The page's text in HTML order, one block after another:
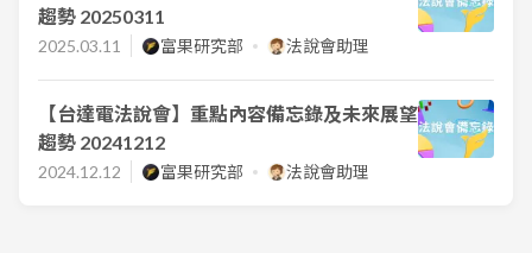
趨勢 20250311
2025.03.11 富果研究部 法說會助理
【台達電法說會】重點內容備忘錄及未來展望
趨勢 20241212
2024.12.12 富果研究部 法說會助理